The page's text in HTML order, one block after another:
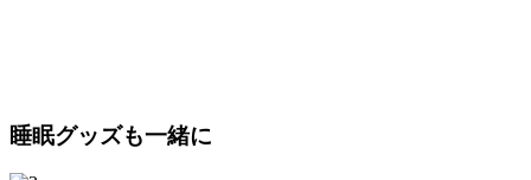
睡眠グッズも一緒に